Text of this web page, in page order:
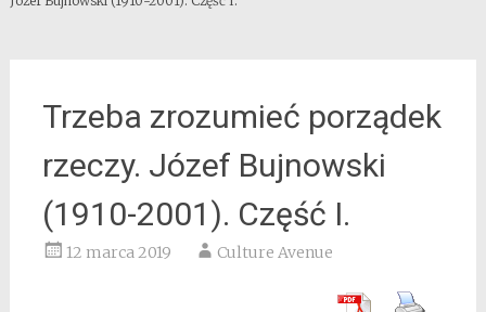
Trzeba zrozumieć porządek
rzeczy. Józef Bujnowski
(1910-2001). Część I.
12 marca 2019 Culture Avenue